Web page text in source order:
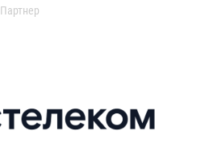
Партнер